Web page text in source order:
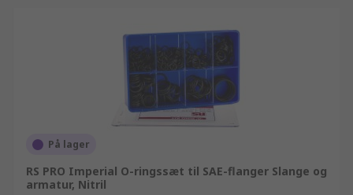
På lager
RS PRO Imperial O-ringssæt til SAE-flanger Slange og
armatur, Nitril